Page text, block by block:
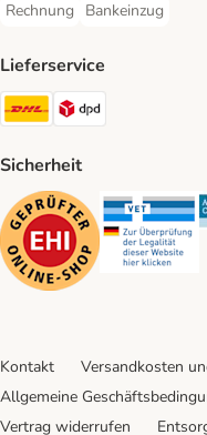
Rechnung
Rechnung Payment Method
Bankeinzug
Bankeinzug
Lieferservice
DHL Shipping Method
Sicherheit
Security
Kontakt Versandkosten
Allgemeine
Vertrag widerrufen